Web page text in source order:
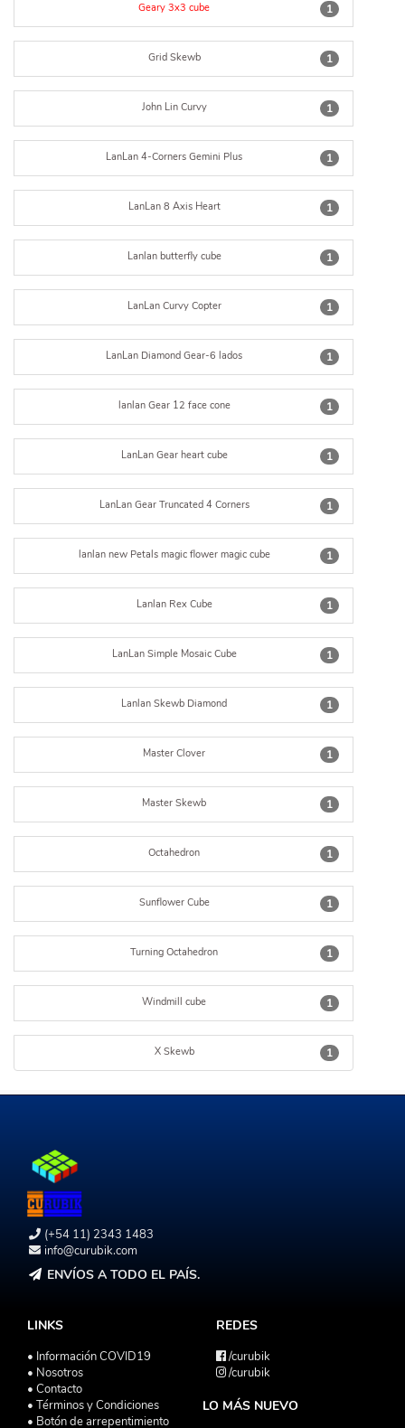
1
Geary 3x3 cube
1
Grid Skewb
1
John Lin Curvy
1
LanLan 4-Corners Gemini Plus
1
LanLan 8 Axis Heart
1
Lanlan butterfly cube
1
LanLan Curvy Copter
1
LanLan Diamond Gear-6 lados
1
lanlan Gear 12 face cone
1
LanLan Gear heart cube
1
LanLan Gear Truncated 4 Corners
1
lanlan new Petals magic flower magic cube
1
Lanlan Rex Cube
1
LanLan Simple Mosaic Cube
1
Lanlan Skewb Diamond
1
Master Clover
1
Master Skewb
1
Octahedron
1
Sunflower Cube
1
Turning Octahedron
1
Windmill cube
1
X Skewb
(+54 11) 2343 1483
info@curubik.com
ENVÍOS A TODO EL PAÍS.
LINKS
• Información COVID19
• Nosotros
• Contacto
• Términos y Condiciones
• Botón de arrepentimiento
REDES
/curubik
/curubik
LO MÁS NUEVO